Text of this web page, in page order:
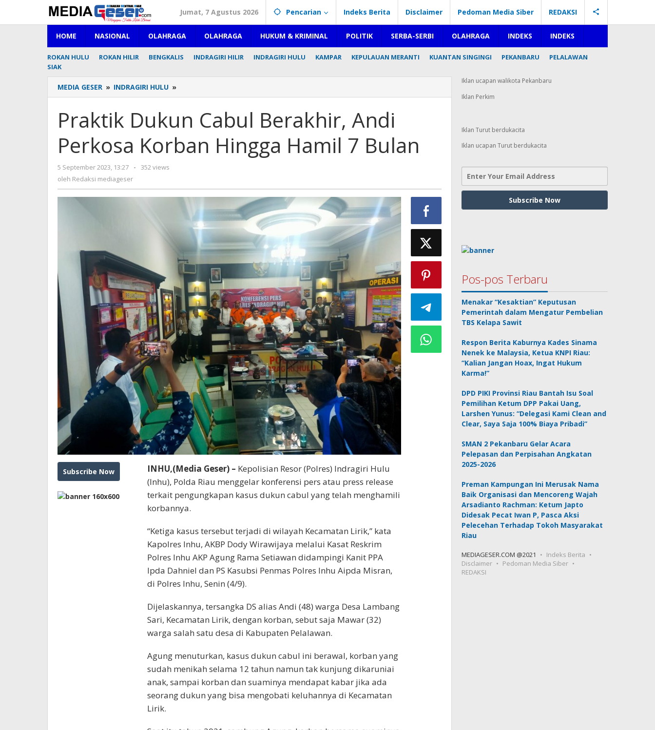
konten
Jumat, 7 Agustus 2026 Pencarian Indeks Berita Disclaimer Pedoman Media Siber REDAKSI
HOME NASIONAL OLAHRAGA OLAHRAGA HUKUM & KRIMINAL POLITIK SERBA-SERBI OLAHRAGA INDEKS INDEKS
ROKAN HULU ROKAN HILIR BENGKALIS INDRAGIRI HILIR INDRAGIRI HULU KAMPAR KEPULAUAN MERANTI KUANTAN SINGINGI PEKANBARU
PELALAWAN
SIAK
MEDIA GESER » INDRAGIRI HULU »
Dukun
Berakhir,
Andi
Korban
Bulan
Praktik Dukun Cabul Berakhir, Andi
Perkosa Korban Hingga Hamil 7 Bulan
5 September 2023, 13:27
oleh
-
352 views
oleh Redaksi mediageser
INHU,(Media Geser) – Kepolisian Resor (Polres) Indragiri Hulu
(Inhu), Polda Riau menggelar konferensi pers atau press release
terkait pengungkapan kasus dukun cabul yang telah menghamili
korbannya.
“Ketiga kasus tersebut terjadi di wilayah Kecamatan Lirik,” kata
Kapolres Inhu, AKBP Dody Wirawijaya melalui Kasat Reskrim
Polres Inhu AKP Agung Rama Setiawan didampingi Kanit PPA
Ipda Dahniel dan PS Kasubsi Penmas Polres Inhu Aipda Misran,
di Polres Inhu, Senin (4/9).
Dijelaskannya, tersangka DS alias Andi (48) warga Desa Lambang
Sari, Kecamatan Lirik, dengan korban, sebut saja Mawar (32)
warga salah satu desa di Kabupaten Pelalawan.
Agung menuturkan, kasus dukun cabul ini berawal, korban yang
sudah menikah selama 12 tahun namun tak kunjung dikaruniai
anak, sampai korban dan suaminya mendapat kabar jika ada
seorang dukun yang bisa mengobati keluhannya di Kecamatan
Lirik.
Iklan ucapan walikota Pekanbaru
Iklan Perkim
Iklan Turut berdukacita
Iklan ucapan Turut berdukacita
Pos-pos Terbaru
Menakar “Kesaktian” Keputusan
Pemerintah dalam Mengatur Pembelian
TBS Kelapa Sawit
Respon Berita Kaburnya Kades Sinama
Nenek ke Malaysia, Ketua KNPI Riau:
“Kalian Jangan Hoax, Ingat Hukum
Karma!”
DPD PIKI Provinsi Riau Bantah Isu Soal
Pemilihan Ketum DPP Pakai Uang,
Larshen Yunus: “Delegasi Kami Clean and
Clear, Saya Saja 100% Biaya Pribadi”
SMAN 2 Pekanbaru Gelar Acara
Pelepasan dan Perpisahan Angkatan
2025-2026
Preman Kampungan Ini Merusak Nama
Baik Organisasi dan Mencoreng Wajah
Arsadianto Rachman: Ketum Japto
Didesak Pecat Iwan P, Pasca Aksi
Pelecehan Terhadap Tokoh Masyarakat
Riau
MEDIAGESER.COM @2021
Indeks Berita
Disclaimer
Pedoman Media Siber
REDAKSI